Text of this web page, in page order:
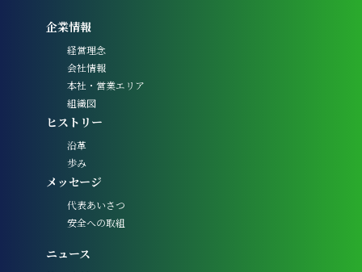
企業情報
経営理念
会社情報
本社・営業エリア
組織図
ヒストリー
沿革
歩み
メッセージ
代表あいさつ
安全への取組
ニュース